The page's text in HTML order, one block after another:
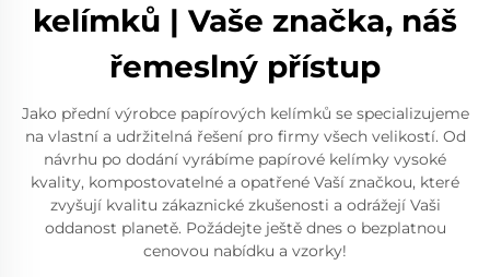
kelímků | Vaše značka, náš
řemeslný přístup
Jako přední výrobce papírových kelímků se specializujeme
na vlastní a udržitelná řešení pro firmy všech velikostí. Od
návrhu po dodání vyrábíme papírové kelímky vysoké
kvality, kompostovatelné a opatřené Vaší značkou, které
zvyšují kvalitu zákaznické zkušenosti a odrážejí Vaši
oddanost planetě. Požádejte ještě dnes o bezplatnou
cenovou nabídku a vzorky!